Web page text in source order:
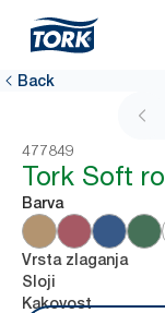
Back
477849
Tork Soft
Barva
Vrsta zlaganja
Sloji
Kakovost